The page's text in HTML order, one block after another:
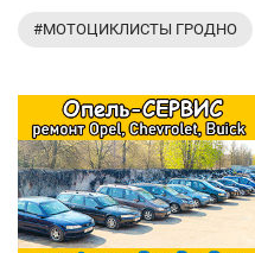
#МОТОЦИКЛИСТЫ ГРОДНО